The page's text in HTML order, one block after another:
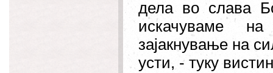
дела во слава
искачуваме
зајакнување на
усти, - туку